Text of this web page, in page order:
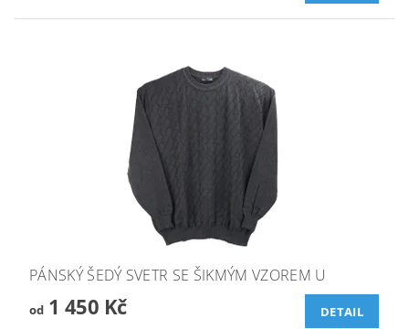
PÁNSKÝ ŠEDÝ SVETR SE ŠIKMÝM VZOREM U
od1 450 Kč DETAIL